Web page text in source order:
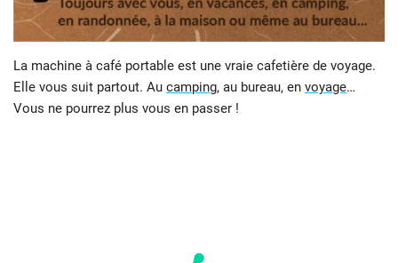
La machine à café portable est une vraie cafetière de voyage.
Elle vous suit partout. Au camping, au bureau, en voyage…
Vous ne pourrez plus vous en passer !